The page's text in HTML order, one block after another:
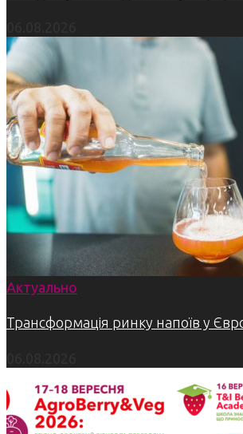
Актуально
Трансформація ринку напоїв у